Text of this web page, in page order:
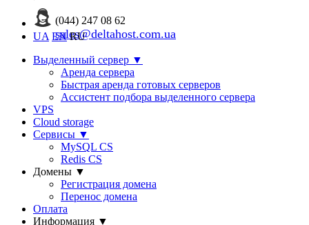
(044) 247 08 62
sales@deltahost.com.ua
UA EN RU
Выделенный сервер ▼
Аренда сервера
Быстрая аренда готовых серверов
Ассистент подбора выделенного сервера
VPS
Cloud storage
Сервисы ▼
MySQL CS
Redis CS
Домены ▼
Регистрация домена
Перенос домена
Оплата
Информация ▼